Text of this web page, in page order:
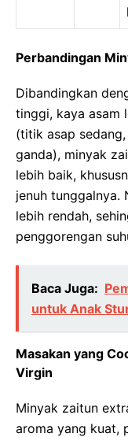
Perbandingan
Dibandingkan
tinggi, kaya asam
(titik asap
ganda), minyak
lebih baik,
jenuh tunggalnya.
lebih rendah,
penggorengan
Baca Juga:
untuk Anak
Masakan yang
Virgin
Minyak zaitun
aroma yang kuat,